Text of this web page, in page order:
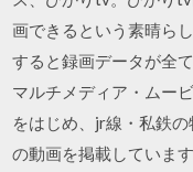
画できるという素晴ら
すると録画データが全
マルチメディア・ムー
をはじめ、jr線・私鉄
の動画を掲載していま